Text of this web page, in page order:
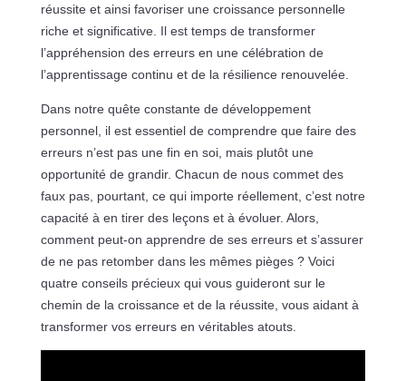
réussite et ainsi favoriser une croissance personnelle
riche et significative. Il est temps de transformer
l’appréhension des erreurs en une célébration de
l’apprentissage continu et de la résilience renouvelée.
Dans notre quête constante de développement
personnel, il est essentiel de comprendre que faire des
erreurs n’est pas une fin en soi, mais plutôt une
opportunité de grandir. Chacun de nous commet des
faux pas, pourtant, ce qui importe réellement, c’est notre
capacité à en tirer des leçons et à évoluer. Alors,
comment peut-on apprendre de ses erreurs et s’assurer
de ne pas retomber dans les mêmes pièges ? Voici
quatre conseils précieux qui vous guideront sur le
chemin de la croissance et de la réussite, vous aidant à
transformer vos erreurs en véritables atouts.